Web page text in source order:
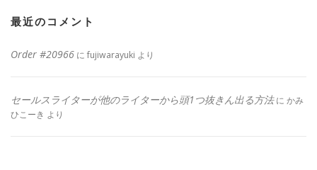
最近のコメント
Order #20966 に fujiwarayuki より
セールスライターが他のライターから頭1つ抜きん出る方法に かみ
ひこーき より